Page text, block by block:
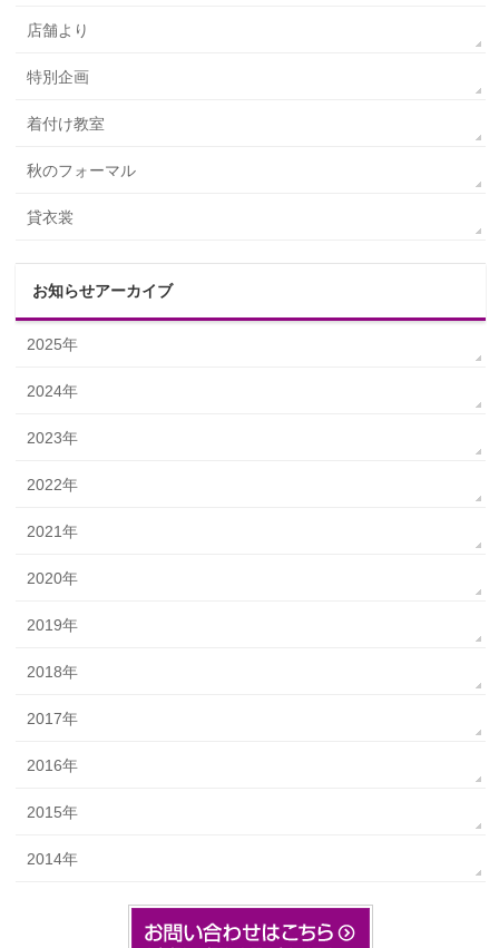
店舗より
特別企画
着付け教室
秋のフォーマル
貸衣裳
お知らせアーカイブ
2025年
2024年
2023年
2022年
2021年
2020年
2019年
2018年
2017年
2016年
2015年
2014年